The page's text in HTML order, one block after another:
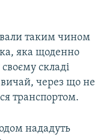
таким чином
яка щоденно
складі
через що не
транспортом.
нададуть